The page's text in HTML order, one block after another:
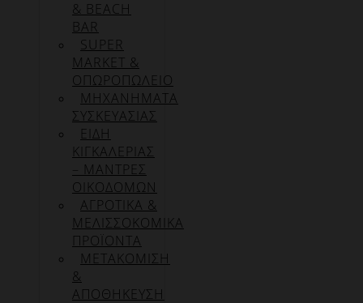
& BEACH
BAR
SUPER
MARKET &
ΟΠΩΡΟΠΩΛΕΙΟ
ΜΗΧΑΝΗΜΑΤΑ
ΣΥΣΚΕΥΑΣΙΑΣ
ΕΙΔΗ
ΚΙΓΚΑΛΕΡΙΑΣ
– ΜΑΝΤΡΕΣ
ΟΙΚΟΔΟΜΩΝ
ΑΓΡΟΤΙΚΑ &
ΜΕΛΙΣΣΟΚΟΜΙΚΑ
ΠΡΟΪΟΝΤΑ
ΜΕΤΑΚΟΜΙΣΗ
&
ΑΠΟΘΗΚΕΥΣΗ